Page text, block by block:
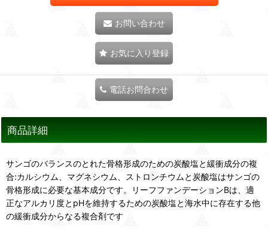
お問い合わせ
お気に入り登録
電話お問合わせ
商品詳細
サンゴのバランスのとれた骨格形成のための炭酸塩と緩衝成分の複
合:カルシウム、マグネシウム、ストロンチウムと炭酸塩はサンゴの
骨格形成に必要な基本成分です。リーフファンデーションBは、適
正なアルカリ度とpHを維持するための炭酸塩と海水中に存在する他
の緩衝成分からなる複合剤です